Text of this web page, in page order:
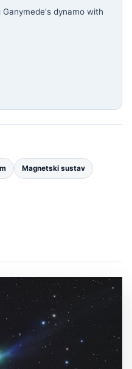
dynamo with
Magnetski sustav